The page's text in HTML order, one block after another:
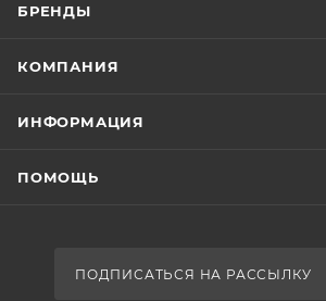
БРЕНДЫ
КОМПАНИЯ
ИНФОРМАЦИЯ
ПОМОЩЬ
ПОДПИСАТЬСЯ НА РАССЫЛКУ